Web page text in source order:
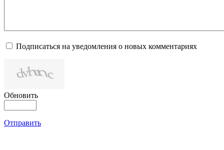
Подписаться на уведомления о новых комментариях
Обновить
Отправить